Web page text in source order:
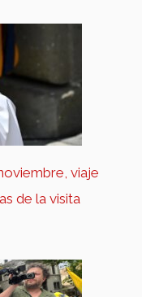
viaje
de la visita